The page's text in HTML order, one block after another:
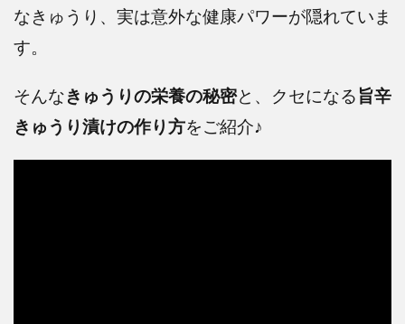
なきゅうり、実は意外な健康パワーが隠れていま
す。
そんなきゅうりの栄養の秘密と、クセになる 旨辛
きゅうり漬けの作り方をご紹介♪